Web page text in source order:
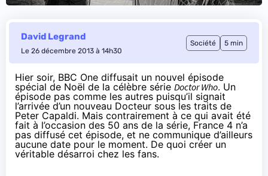
David Legrand
Le 26 décembre 2013 à 14h30
Société 5 min
Hier soir, BBC One diffusait un nouvel épisode
spécial de Noël de la célèbre série Doctor Who. Un
épisode pas comme les autres puisqu’il signait
l’arrivée d’un nouveau Docteur sous les traits de
Peter Capaldi. Mais contrairement à ce qui avait été
fait à l’occasion des 50 ans de la série, France 4 n’a
pas diffusé cet épisode, et ne communique d’ailleurs
aucune date pour le moment. De quoi créer un
véritable désarroi chez les fans.